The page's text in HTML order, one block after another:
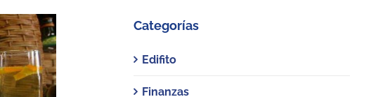
Categorías
Edifito
Finanzas